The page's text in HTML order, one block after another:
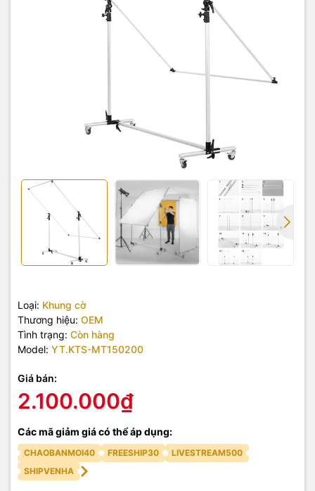
Loại: Khung cờ
Thương hiệu: OEM
Tình trạng: Còn hàng
Model: YT.KTS-MT150200
Giá bán:
2.100.000₫
Các mã giảm giá có thể áp dụng:
CHAOBANMOI40 FREESHIP30
LIVESTREAM500
SHIPVENHA